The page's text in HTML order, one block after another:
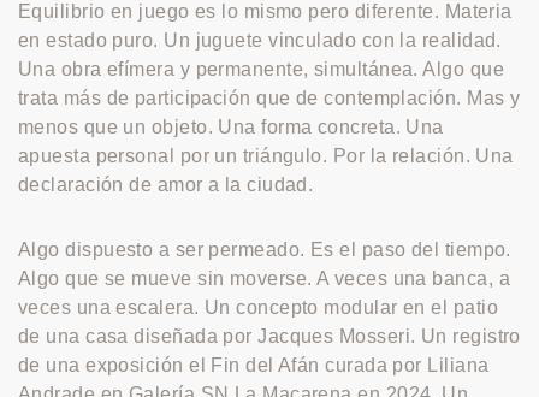
Equilibrio en juego es lo mismo pero diferente. Materia
en estado puro. Un juguete vinculado con la realidad.
Una obra efímera y permanente, simultánea. Algo que
trata más de participación que de contemplación. Mas y
menos que un objeto. Una forma concreta. Una
apuesta personal por un triángulo. Por la relación. Una
declaración de amor a la ciudad.
Algo dispuesto a ser permeado. Es el paso del tiempo.
Algo que se mueve sin moverse. A veces una banca, a
veces una escalera. Un concepto modular en el patio
de una casa diseñada por Jacques Mosseri. Un registro
de una exposición el Fin del Afán curada por Liliana